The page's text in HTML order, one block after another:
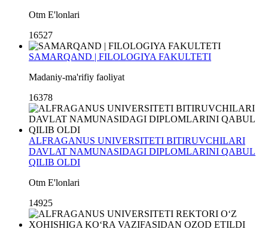
Otm E'lonlari
16527
SAMARQAND | FILOLOGIYA FAKULTETI
Madaniy-ma'rifiy faoliyat
16378
ALFRAGANUS UNIVERSITETI BITIRUVCHILARI
DAVLAT NAMUNASIDAGI DIPLOMLARINI QABUL
QILIB OLDI
Otm E'lonlari
14925